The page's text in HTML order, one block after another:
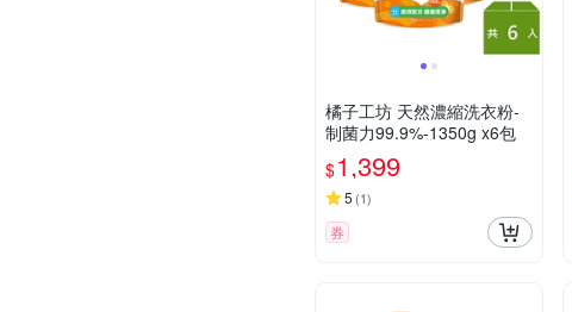
橘子工坊 天然濃縮洗衣粉-
制菌力99.9%-1350g x6包
$1,399
5 (1)
券